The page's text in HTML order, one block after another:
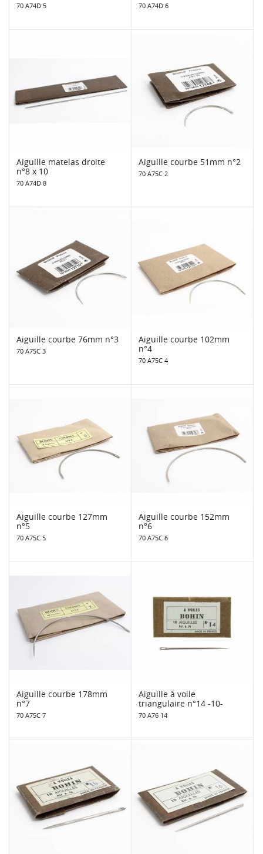
70 A74D 5 70 A74D 6
Aiguille matelas droite
n°8 x 10
70 A74D 8
Aiguille courbe 51mm n°2
70 A75C 2
Aiguille courbe 76mm n°3
70 A75C 3
Aiguille courbe 102mm
n°4
70 A75C 4
Aiguille courbe 127mm
n°5
70 A75C 5
Aiguille courbe 152mm
n°6
70 A75C 6
Aiguille courbe 178mm
n°7
70 A75C 7
Aiguille à voile
triangulaire n°14 -10-
70 A76 14